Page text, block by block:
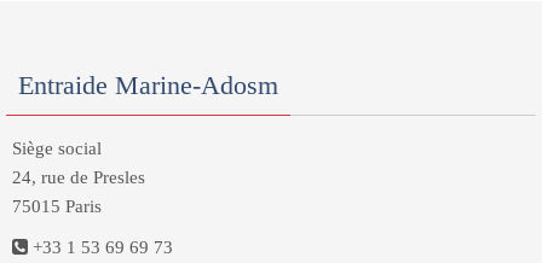
Entraide Marine-Adosm
Siège social
24, rue de Presles
75015 Paris
+33 1 53 69 69 73